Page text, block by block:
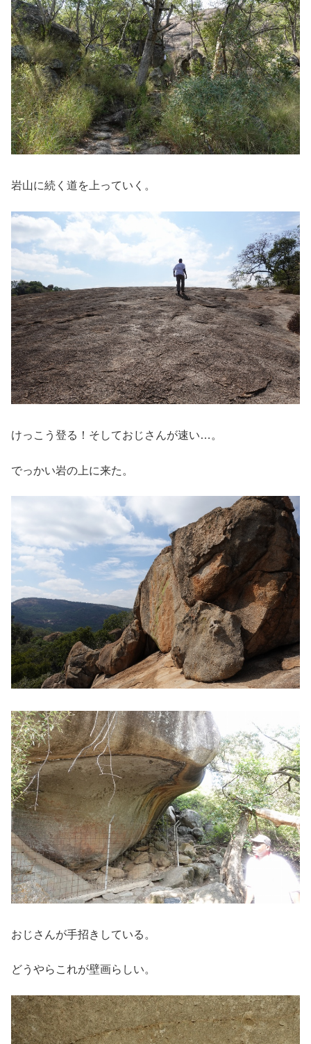
岩山に続く道を上っていく。
けっこう登る！そしておじさんが速い…。
でっかい岩の上に来た。
おじさんが手招きしている。
どうやらこれが壁画らしい。